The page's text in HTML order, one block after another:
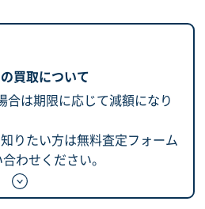
買取について
合は期限に応じて減額になり
りたい方は無料査定フォーム
わせください。